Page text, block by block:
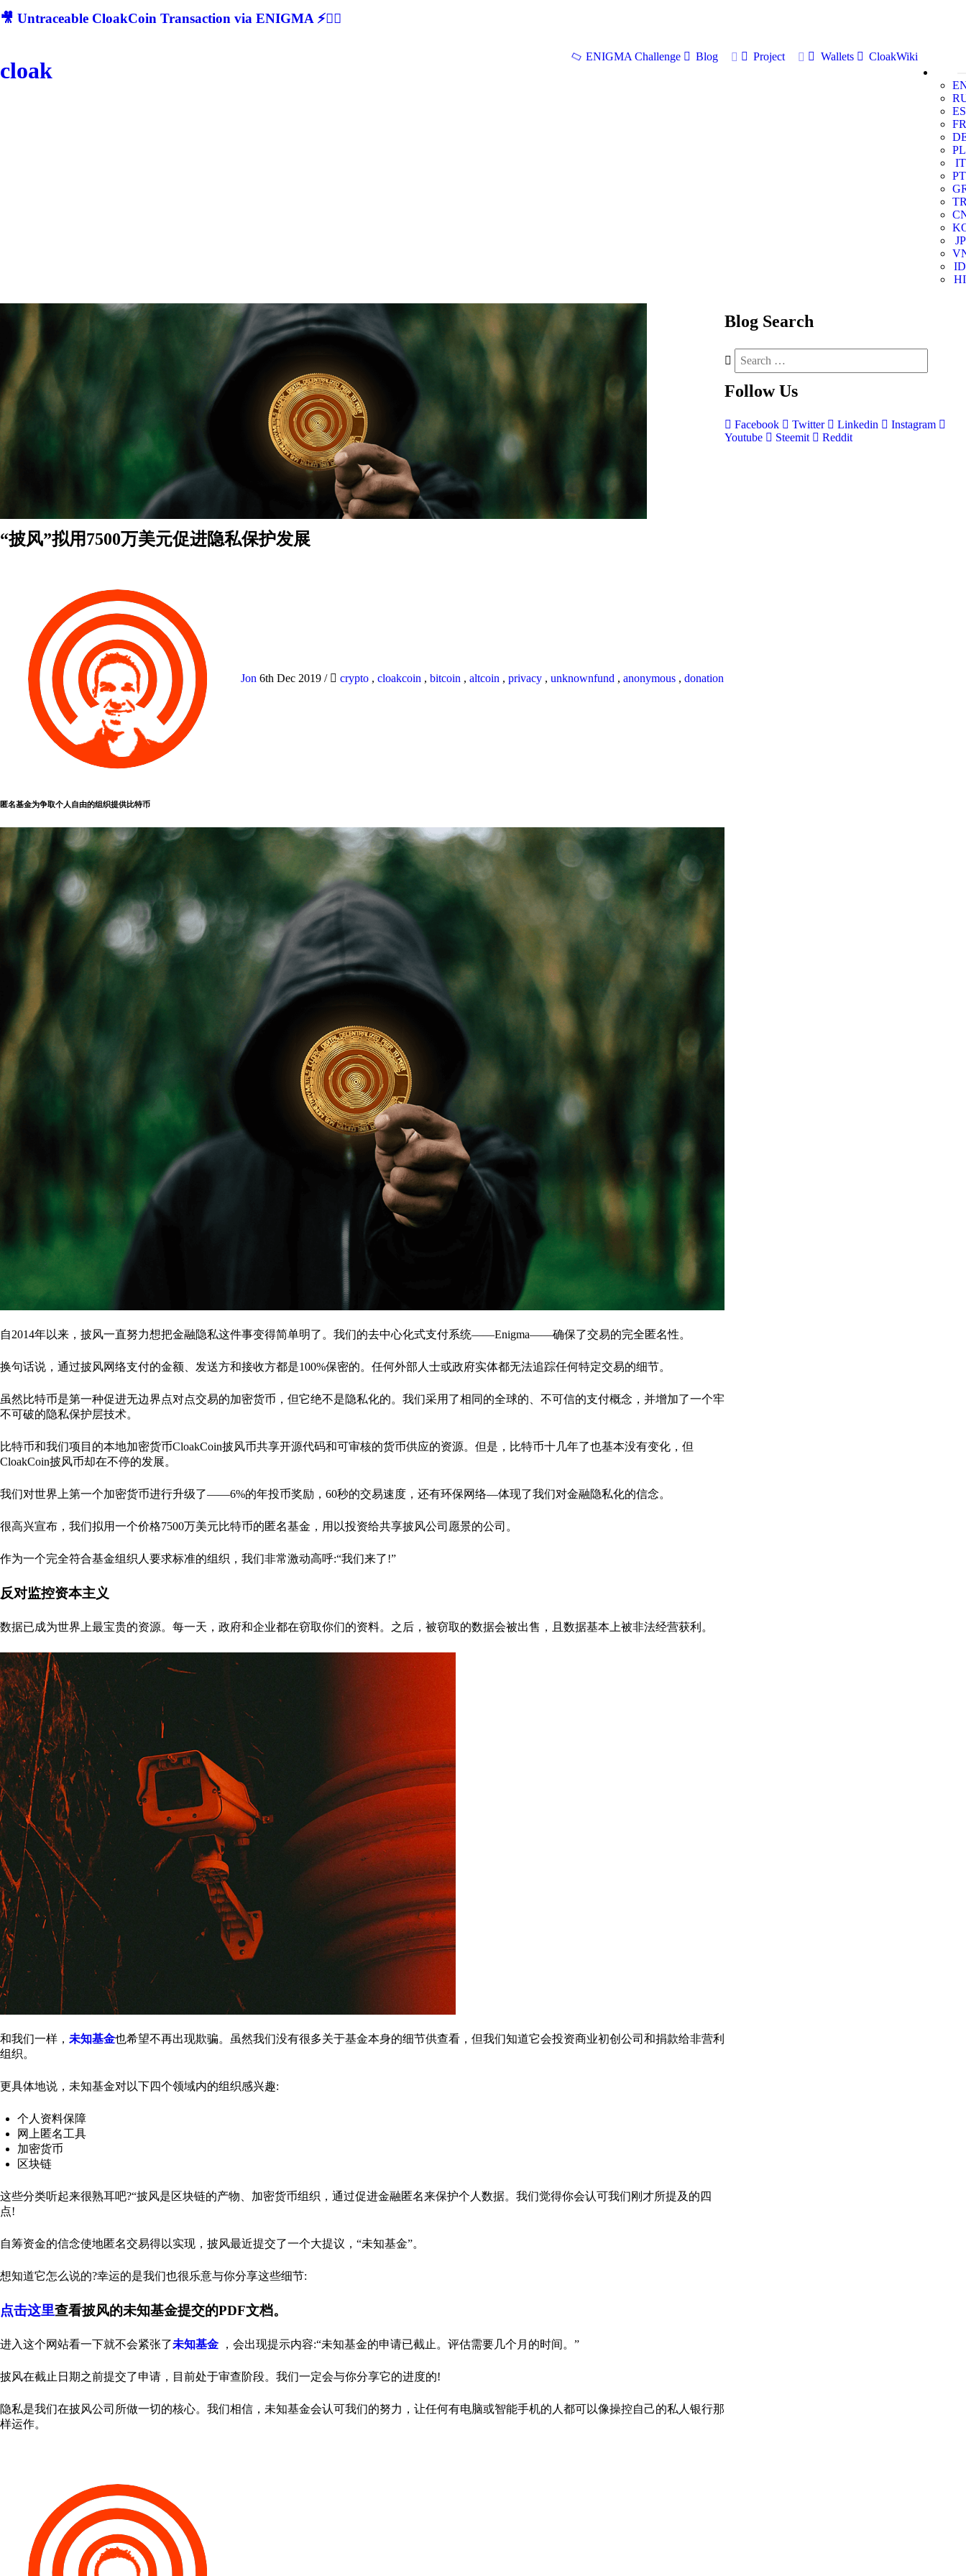
🎥 Untraceable CloakCoin Transaction via ENIGMA ⚡🕵‍♂
cloak
ENIGMA Challenge Blog Project Wallets
CloakWiki
ES
FR
PL
IT
PT
JP
ID
HI
“披风”拟用7500万美元促进隐私保护发展
Jon 6th Dec 2019 / crypto , cloakcoin , bitcoin , altcoin , privacy , unknownfund , anonymous , donation
匿名基金为争取个人自由的组织提供比特币
自2014年以来，披风一直努力想把金融隐私这件事变得简单明了。我们的去中心化式支付系统——Enigma——确保了交易的完全匿名性。
换句话说，通过披风网络支付的金额、发送方和接收方都是100%保密的。任何外部人士或政府实体都无法追踪任何特定交易的细节。
虽然比特币是第一种促进无边界点对点交易的加密货币，但它绝不是隐私化的。我们采用了相同的全球的、不可信的支付概念，并增加了一个牢
不可破的隐私保护层技术。
比特币和我们项目的本地加密货币CloakCoin披风币共享开源代码和可审核的货币供应的资源。但是，比特币十几年了也基本没有变化，但
CloakCoin披风币却在不停的发展。
我们对世界上第一个加密货币进行升级了——6%的年投币奖励，60秒的交易速度，还有环保网络—体现了我们对金融隐私化的信念。
很高兴宣布，我们拟用一个价格7500万美元比特币的匿名基金，用以投资给共享披风公司愿景的公司。
作为一个完全符合基金组织人要求标准的组织，我们非常激动高呼:“我们来了!”
反对监控资本主义
数据已成为世界上最宝贵的资源。每一天，政府和企业都在窃取你们的资料。之后，被窃取的数据会被出售，且数据基本上被非法经营获利。
和我们一样， 未知基金也希望不再出现欺骗。虽然我们没有很多关于基金本身的细节供查看，但我们知道它会投资商业初创公司和捐款给非营利
组织。
更具体地说，未知基金对以下四个领域内的组织感兴趣:
个人资料保障
网上匿名工具
加密货币
区块链
这些分类听起来很熟耳吧?“披风是区块链的产物、加密货币组织，通过促进金融匿名来保护个人数据。我们觉得你会认可我们刚才所提及的四
点!
自筹资金的信念使地匿名交易得以实现，披风最近提交了一个大提议，“未知基金”。
想知道它怎么说的?幸运的是我们也很乐意与你分享这些细节:
点击这里查看披风的未知基金提交的PDF文档。
进入这个网站看一下就不会紧张了未知基金 ，会出现提示内容:“未知基金的申请已截止。评估需要几个月的时间。”
披风在截止日期之前提交了申请，目前处于审查阶段。我们一定会与你分享它的进度的!
隐私是我们在披风公司所做一切的核心。我们相信，未知基金会认可我们的努力，让任何有电脑或智能手机的人都可以像操控自己的私人银行那
样运作。
Blog Search
Follow Us
Facebook Twitter Linkedin
Instagram
Youtube
Steemit Reddit